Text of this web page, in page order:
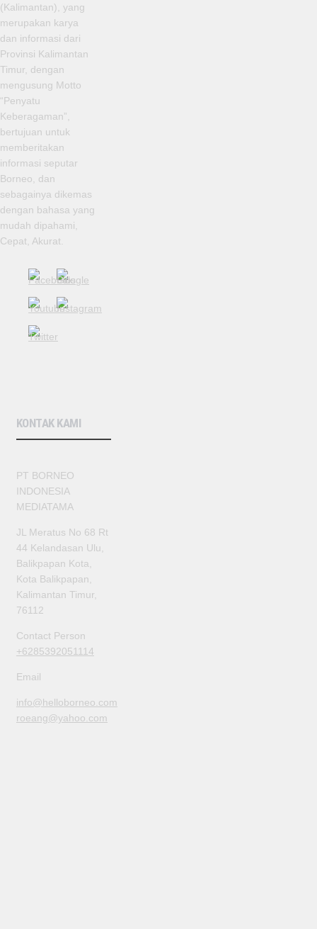
(Kalimantan), yang
merupakan karya
dan informasi dari
Provinsi Kalimantan
Timur, dengan
mengusung Motto
“Penyatu
Keberagaman”,
bertujuan untuk
memberitakan
informasi seputar
Borneo, dan
sebagainya dikemas
dengan bahasa yang
mudah dipahami,
Cepat, Akurat.
KONTAK KAMI
PT BORNEO
INDONESIA
MEDIATAMA
JL Meratus No 68 Rt
44 Kelandasan Ulu,
Balikpapan Kota,
Kota Balikpapan,
Kalimantan Timur,
76112
Contact Person
+6285392051114
Email
info@helloborneo.com
roeang@yahoo.com